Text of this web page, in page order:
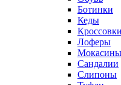
Ботинки
Кеды
Кроссовки
Лоферы
Мокасины
Сандалии
Слипоны